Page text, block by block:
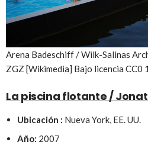
Arena Badeschiff / Wilk-Salinas
ZGZ [Wikimedia] Bajo licencia CC0
La piscina flotante /
Ubicación : Nueva York, EE. UU.
Año: 2007